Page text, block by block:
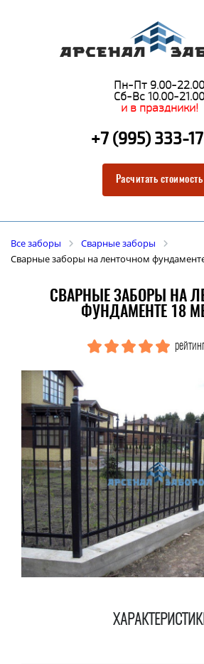
Пн-Пт 9.00-22.00
Сб-Вс 10.00-21.00
и в праздники!
+7 (995) 333-
Расчитать стоимость
Все заборы
Сварные заборы
Сварные заборы на ленточном
СВАРНЫЕ ЗАБОРЫ НА
ФУНДАМЕНТЕ 18